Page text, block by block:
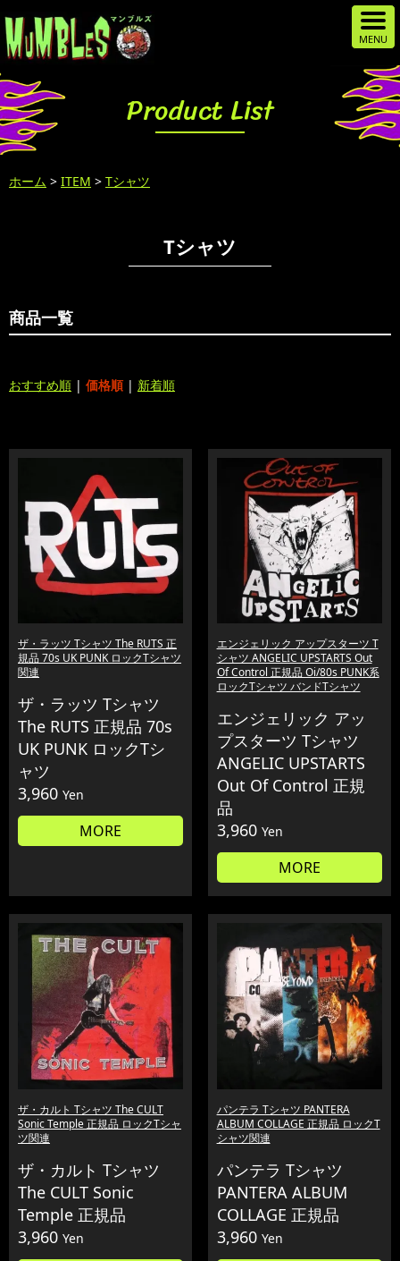
Product List
ホーム > ITEM > Tシャツ
Tシャツ
商品一覧
おすすめ順 | 価格順 | 新着順
ザ・ラッツ Tシャツ The RUTS 正
規品 70s UK PUNK ロックTシャツ
関連
ザ・ラッツ Tシャツ
The RUTS 正規品 70s
UK PUNK ロックTシ
ャツ
3,960 Yen
MORE
エンジェリック アップスターツ T
シャツ ANGELIC UPSTARTS Out
Of Control 正規品 Oi/80s PUNK系
ロックTシャツ バンドTシャツ
エンジェリック アッ
プスターツ Tシャツ
ANGELIC UPSTARTS
Out Of Control 正規
品
3,960 Yen
MORE
ザ・カルト Tシャツ The CULT
Sonic Temple 正規品 ロックTシャ
ツ関連
ザ・カルト Tシャツ
The CULT Sonic
Temple 正規品
3,960 Yen
パンテラ Tシャツ PANTERA
ALBUM COLLAGE 正規品 ロックT
シャツ関連
パンテラ Tシャツ
PANTERA ALBUM
COLLAGE 正規品
3,960 Yen